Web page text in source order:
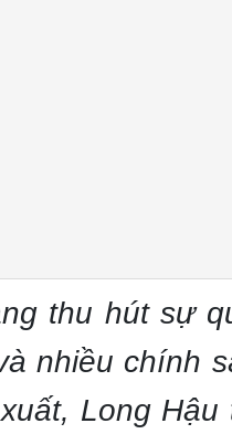
thu hút sự
nhiều chính
Long Hậu